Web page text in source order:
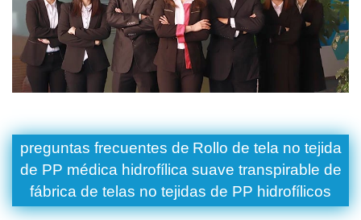
preguntas frecuentes de Rollo de tela no tejida
de PP médica hidrofílica suave transpirable de
fábrica de telas no tejidas de PP hidrofílicos